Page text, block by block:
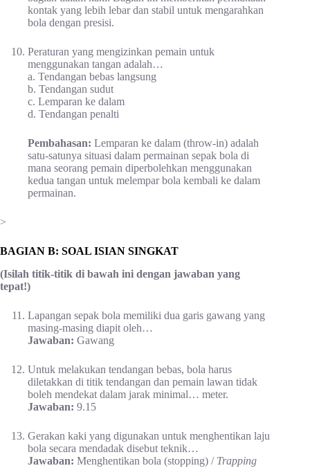
kontak yang lebih lebar dan stabil untuk mengarahkan
bola dengan presisi.
Peraturan yang mengizinkan pemain untuk
menggunakan tangan adalah…
a. Tendangan bebas langsung
b. Tendangan sudut
c. Lemparan ke dalam
d. Tendangan penalti
Pembahasan: Lemparan ke dalam (throw-in) adalah
satu-satunya situasi dalam permainan sepak bola di
mana seorang pemain diperbolehkan menggunakan
kedua tangan untuk melempar bola kembali ke dalam
permainan.
>
BAGIAN B: SOAL ISIAN SINGKAT
(Isilah titik-titik di bawah ini dengan jawaban yang
tepat!)
Lapangan sepak bola memiliki dua garis gawang yang
masing-masing diapit oleh…
Jawaban: Gawang
Untuk melakukan tendangan bebas, bola harus
diletakkan di titik tendangan dan pemain lawan tidak
boleh mendekat dalam jarak minimal… meter.
Jawaban: 9.15
Gerakan kaki yang digunakan untuk menghentikan laju
bola secara mendadak disebut teknik…
Jawaban: Menghentikan bola (stopping) / Trapping